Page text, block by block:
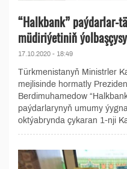
“Halkbank” paýdarlar-
müdiriýetiniň
17.10.2020 - 18:49
Türkmenistanyň Ministrler
mejlisinde hormatly
Berdimuhamedow
paýdarlarynyň umumy
oktýabrynda çykaran 1-nji